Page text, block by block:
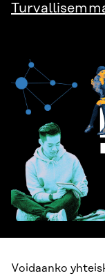
Voidaanko